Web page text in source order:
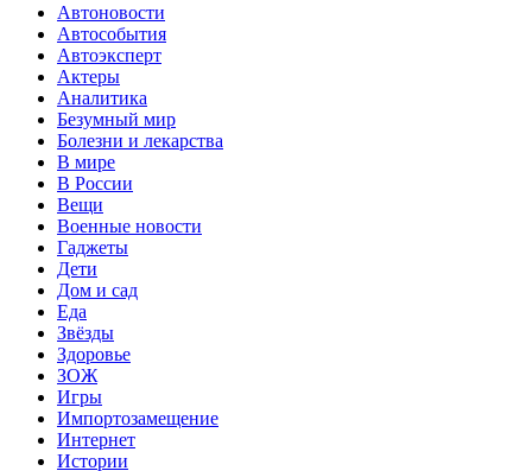
Автоновости
Автособытия
Автоэксперт
Актеры
Аналитика
Безумный мир
Болезни и лекарства
В мире
В России
Вещи
Военные новости
Гаджеты
Дети
Дом и сад
Еда
Звёзды
Здоровье
ЗОЖ
Игры
Импортозамещение
Интернет
Истории